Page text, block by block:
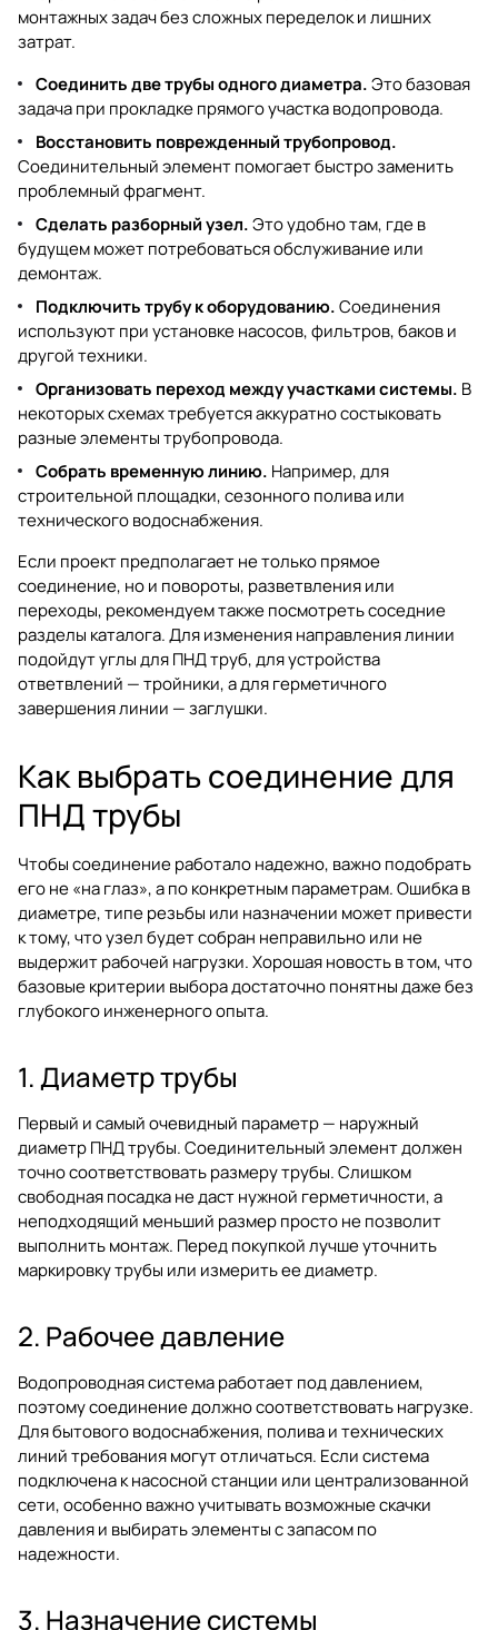
монтажных задач без сложных переделок и лишних
затрат.
Соединить две трубы одного диаметра.Это базовая
задача при прокладке прямого участка водопровода.
Восстановить поврежденный трубопровод.
Соединительный элемент помогает быстро заменить
проблемный фрагмент.
Сделать разборный узел.Это удобно там, где в
будущем может потребоваться обслуживание или
демонтаж.
Подключить трубу к оборудованию.Соединения
используют при установке насосов, фильтров, баков и
другой техники.
Организовать переход между участками системы. В
некоторых схемах требуется аккуратно состыковать
разные элементы трубопровода.
Собрать временную линию. Например, для
строительной площадки, сезонного полива или
технического водоснабжения.
Если проект предполагает не только прямое
соединение, но и повороты, разветвления или
переходы, рекомендуем также посмотреть соседние
разделы каталога. Для изменения направления линии
подойдутуглы для ПНД труб, для устройства
ответвлений —тройники, а для герметичного
завершения линии —заглушки.
Как выбрать соединение для
ПНД трубы
Чтобы соединение работало надежно, важно подобрать
его не «на глаз», а по конкретным параметрам. Ошибка в
диаметре, типе резьбы или назначении может привести
к тому, что узел будет собран неправильно или не
выдержит рабочей нагрузки. Хорошая новость в том, что
базовые критерии выбора достаточно понятны даже без
глубокого инженерного опыта.
1. Диаметр трубы
Первый и самый очевидный параметр — наружный
диаметр ПНД трубы. Соединительный элемент должен
точно соответствовать размеру трубы. Слишком
свободная посадка не даст нужной герметичности, а
неподходящий меньший размер просто не позволит
выполнить монтаж. Перед покупкой лучше уточнить
маркировку трубы или измерить ее диаметр.
2. Рабочее давление
Водопроводная система работает под давлением,
поэтому соединение должно соответствовать нагрузке.
Для бытового водоснабжения, полива и технических
линий требования могут отличаться. Если система
подключена к насосной станции или централизованной
сети, особенно важно учитывать возможные скачки
давления и выбирать элементы с запасом по
надежности.
3. Назначение системы